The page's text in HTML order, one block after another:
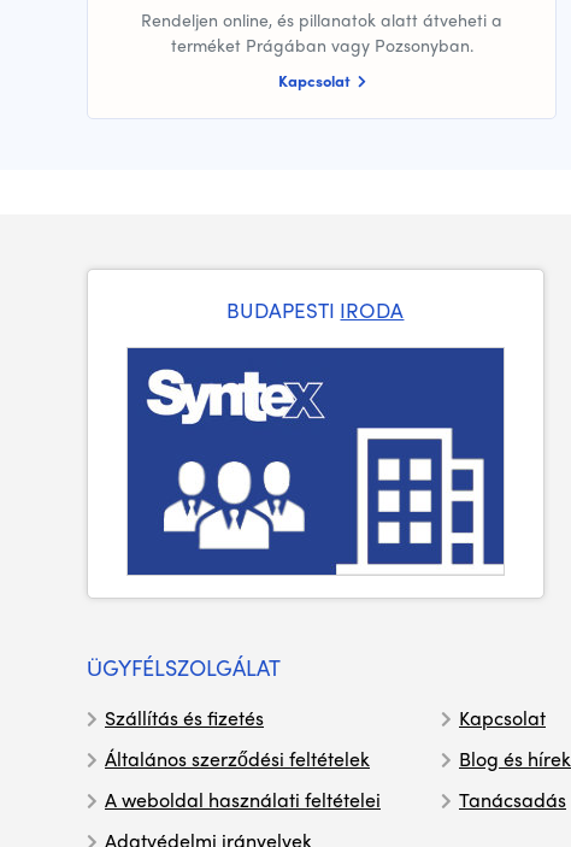
Rendeljen online, és pillanatok alatt átveheti a
terméket Prágában vagy Pozsonyban.
Kapcsolat
BUDAPESTI IRODA
ÜGYFÉLSZOLGÁLAT
Szállítás és fizetés
Általános szerződési feltételek
A weboldal használati feltételei
Adatvédelmi irányelvek
Kapcsolat
Blog és hírek
Tanácsadás